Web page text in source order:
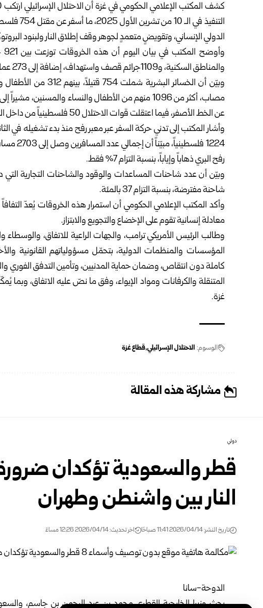
الدولي الإنساني، وتقويضٍ متعمدٍ لجوهر وقف إطلاق النار ولبنود
والمناطق السكنية، و1109جرائم قصف واستهداف، إضافة إلى 273 عملية نسف لمنازل ومبانٍ.
مصاب، أكثر من 1096 منهم من الأطفال والنساء
عن الخط الأصفر، فيما اعتقلت قوات الاحتلال 50 فلسطينياً من داخل المناطق السكنية بالقطاع.
رفح البري ذهاباً وإياباً، بنسبة التزام 7% فقط.
شاحنة مفترضة، بنسبة التزام 37 بالمئة.
وأكد المكتب الإعلامي الحكومي أن استمرار هذه الخروقات يُعدّ
معادلة إنسانية تقوم على الإخضاع والتجويع والابتزاز.
وطالب الرئيس الأمريكي ترامب، والجهات الراعية للاتفاق،
المؤسسات والمنظمات الدولية، بتحمّل مسؤولياتهم القانونية
كاملة دون انتقاص، وضمان حماية المدنيين، وتأمين التدفق الفوري
المتنقلة والكرفانات ومواد الإيواء، وفق ما نصّ عليه الاتفاق، وبما
غزة.
الوسوم: الاحتلال الإسرائيلي قطاع غزة
مشاركة هذه المقالة
دولي
قطر والسعودية تؤكدان
النار بين واشنطن وطهران
تاريخ النشر: 2026/04/14 11:41 صباحًا اخر تحديث: 2026/04/14 12:26 مساءً
الدوحة-سانا
بحث وزيرا الخارجية القطري محمد بن عبد الرحمن بن جاسم،